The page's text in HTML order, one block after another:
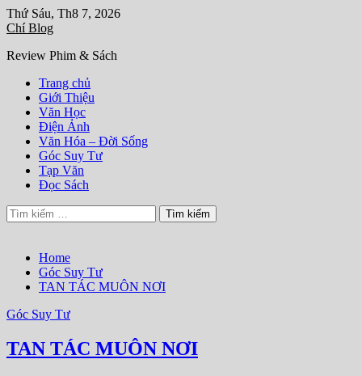
Skip
to
Thứ Sáu, Th8 7, 2026
Chí Blog
Review Phim & Sách
Trang chủ
Giới Thiệu
Văn Học
Điện Ảnh
Văn Hóa – Đời Sống
Góc Suy Tư
Tạp Văn
Đọc Sách
Tìm
kiếm
Home
Góc Suy Tư
TAN TÁC MUÔN NƠI
Góc Suy Tư
TAN TÁC MUÔN NƠI